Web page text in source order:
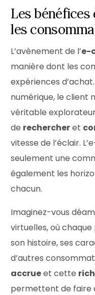
Les
les
L’avènement de l’e-
manière dont les
expériences
numérique, le client
véritable
de rechercheret
vitesse de l’éclair.
seulement une
également les
chacun.
Imaginez-vous
virtuelles, où
son histoire, ses
d’autres
accrueet cette
permettent de faire